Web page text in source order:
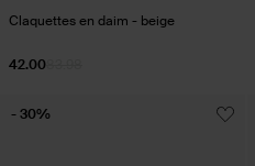
Claquettes en daim - beige
42.00
- 30%